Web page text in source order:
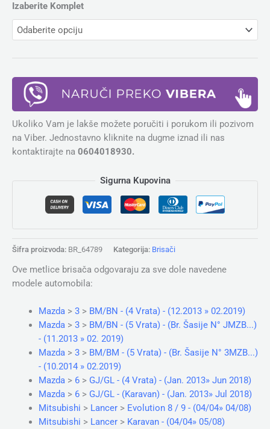
Izaberite Komplet
Ukoliko Vam je lakše možete poručiti i porukom ili pozivom
na Viber. Jednostavno kliknite na dugme iznad ili nas
kontaktirajte na 0604018930.
Sigurna Kupovina
Šifra proizvoda: BR_64789 Kategorija: Brisači
Ove metlice brisača odgovaraju za sve dole navedene
modele automobila:
Mazda> 3> BM/BN - (4 Vrata) - (12.2013 » 02.2019)
Mazda> 3> BM/BN - (5 Vrata) - (Br. Šasije N° JMZB...)
- (11.2013 » 02. 2019)
Mazda> 3> BM/BM - (5 Vrata) - (Br. Šasije N° 3MZB...)
- (10.2014 » 02.2019)
Mazda> 6> GJ/GL - (4 Vrata) - (Jan. 2013» Jun 2018)
Mazda> 6> GJ/GL - (Karavan) - (Jan. 2013» Jul 2018)
Mitsubishi > Lancer> Evolution 8 / 9 - (04/04» 04/08)
Mitsubishi > Lancer> Karavan - (04/04» 05/08)